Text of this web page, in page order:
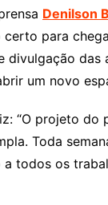
Denilson
certo para
divulgação das
um novo
“O projeto
Toda
todos os